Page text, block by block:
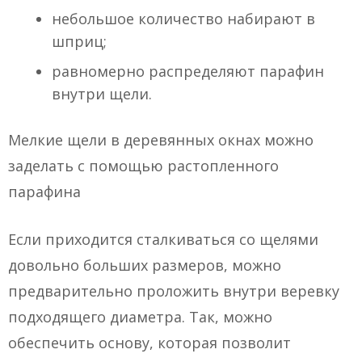
небольшое количество набирают в
шприц;
равномерно распределяют парафин
внутри щели.
Мелкие щели в деревянных окнах можно
заделать с помощью растопленного
парафина
Если приходится сталкиваться со щелями
довольно больших размеров, можно
предварительно проложить внутри веревку
подходящего диаметра. Так, можно
обеспечить основу, которая позволит